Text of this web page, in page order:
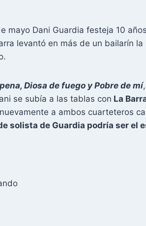
mayo Dani Guardia festeja 10
levantó en más de un bailarín
Diosa de fuego y Pobre de mí
se subía a las tablas con La
a ambos cuarteteros
solista de Guardia podría ser el